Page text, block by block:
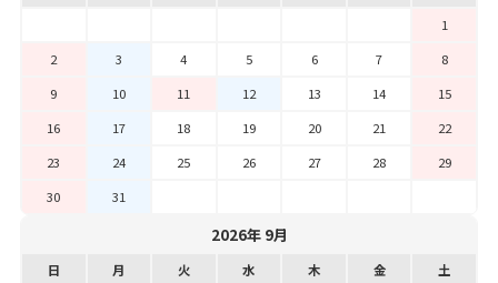
1
2
3 4 5 6 7
8
9
10 11 12 13 14
15
16
17 18 19 20 21
22
23
24 25 26 27 28
29
30
31
2026年 9月
日 月 火 水 木 金
土